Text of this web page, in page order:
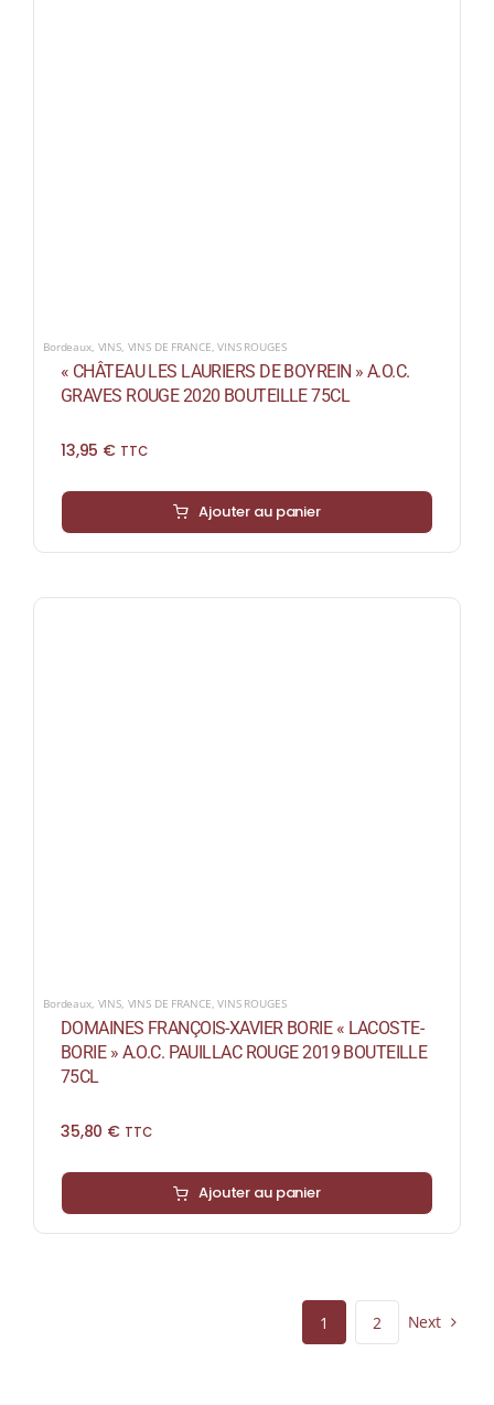
Bordeaux, VINS, VINS DE FRANCE,VINS ROUGES
« CHÂTEAU LES LAURIERS DE BOYREIN » A.O.C.
GRAVES ROUGE 2020 BOUTEILLE 75CL
13,95 € TTC
Ajouter au panier
Bordeaux, VINS, VINS DE FRANCE,VINS ROUGES
DOMAINES FRANÇOIS-XAVIER BORIE « LACOSTE-
BORIE » A.O.C. PAUILLAC ROUGE 2019 BOUTEILLE
75CL
35,80 € TTC
Ajouter au panier
1 2 Next